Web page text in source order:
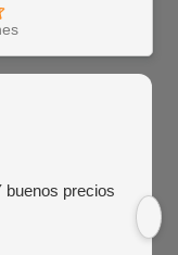
buenos precios